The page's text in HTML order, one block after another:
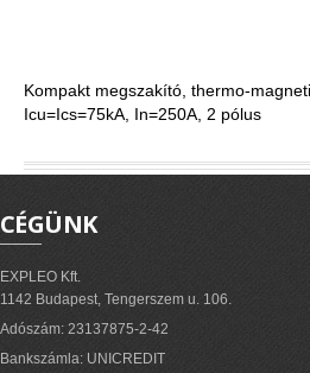
Kompakt megszakító, thermo-
Icu=Ics=75kA, In=250A, 2 pólus
CÉGÜNK
EXPLEO Kft.
1142 Budapest, Tengerszem u. 106.
Adószám: 23137875-2-42
Bankszámla: UNICREDIT